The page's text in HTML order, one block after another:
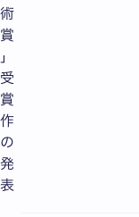
術
賞
」
受
賞
作
の
発
表